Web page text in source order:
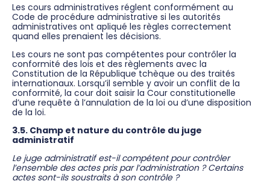
Les cours administratives réglent conformément au
Code de procédure administrative si les autorités
administratives ont apliqué les règles correctement
quand elles prenaient les décisions.
Les cours ne sont pas compétentes pour contrôler la
conformité des lois et des règlements avec la
Constitution de la République tchèque ou des traités
internationaux. Lorsqu’il semble y avoir un conflit de la
conformité, la cour doit saisir la Cour constitutionelle
d’une requête à l’annulation de la loi ou d’une disposition
de la loi.
3.5. Champ et nature du contrôle du juge
administratif
Le juge administratif est-il compétent pour contrôler
l’ensemble des actes pris par l’administration ? Certains
actes sont-ils soustraits à son contrôle ?